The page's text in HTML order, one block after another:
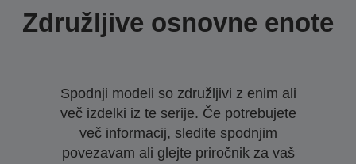
Združljive osnovne enote
Spodnji modeli so združljivi z enim ali
več izdelki iz te serije. Če potrebujete
več informacij, sledite spodnjim
povezavam ali glejte priročnik za vaš